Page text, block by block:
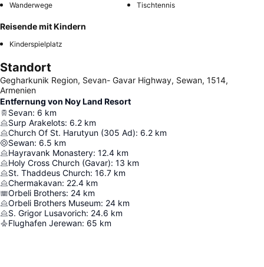
Wanderwege
Tischtennis
Reisende mit Kindern
Kinderspielplatz
Standort
Gegharkunik Region, Sevan- Gavar Highway, Sewan, 1514,
Armenien
Entfernung von Noy Land Resort
Sevan: 6 km
Surp Arakelots: 6.2 km
Church Of St. Harutyun (305 Ad): 6.2 km
Sewan: 6.5 km
Hayravank Monastery: 12.4 km
Holy Cross Church (Gavar): 13 km
St. Thaddeus Church: 16.7 km
Chermakavan: 22.4 km
Orbeli Brothers: 24 km
Orbeli Brothers Museum: 24 km
S. Grigor Lusavorich: 24.6 km
Flughafen Jerewan: 65 km